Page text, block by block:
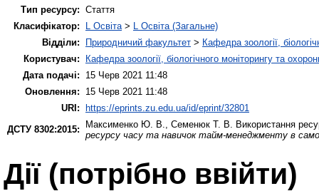
Тип ресурсу: Стаття
Класифікатор:
L Освіта > L Освіта (Загальне)
Відділи:
Природничий факультет > Кафедра зоології,
Користувач:
Кафедра зоології, біологічного моніторингу та
Дата подачі:
15 Черв 2021 11:48
Оновлення:
15 Черв 2021 11:48
URI: https://eprints.zu.edu.ua/id/eprint/32801
ДСТУ 8302:2015:
Максименко Ю. В. Семенюк Т. В.
Використання
ресурсу часу та навичок тайм-менеджменту в
Дії ​​(потрібно ввійти)